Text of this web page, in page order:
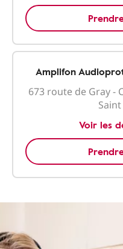
Amplifon
673 route de Gray -
Voir les